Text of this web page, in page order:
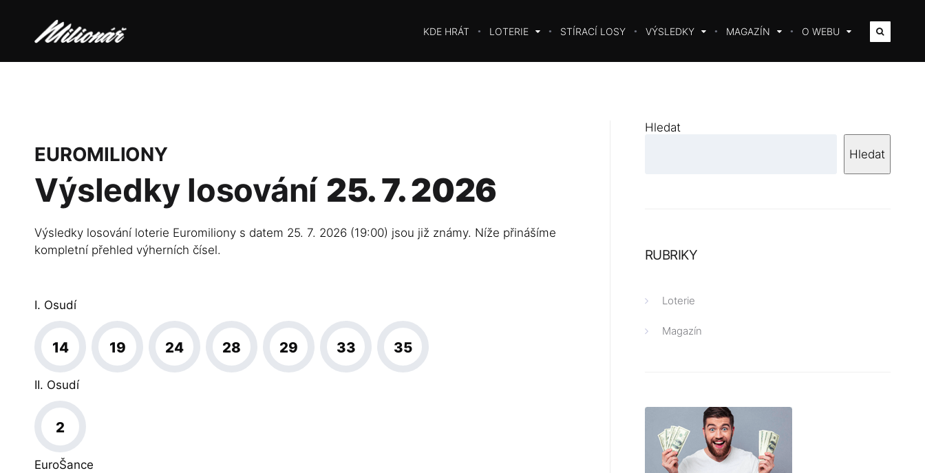
KDE HRÁT LOTERIE STÍRACÍ LOSY VÝSLEDKY MAGAZÍN O WEBU
EUROMILIONY
Výsledky losování 25. 7. 2026
Výsledky losování loterie Euromiliony s datem 25. 7. 2026 (19:00) jsou již známy. Níže přinášíme
kompletní přehled výherních čísel.
I. Osudí
14 19 24 28 29 33 35
II. Osudí
2
EuroŠance
Hledat
Hledat
RUBRIKY
Loterie
Magazín